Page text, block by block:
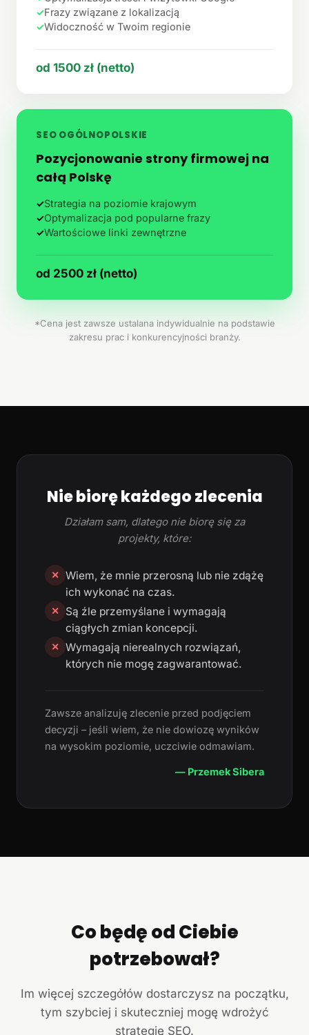
✓Frazy związane z lokalizacją
✓Widoczność w Twoim regionie
od 1500 zł (netto)
SEO OGÓLNOPOLSKIE
Pozycjonowanie strony firmowej na
całą Polskę
✓Strategia na poziomie krajowym
✓Optymalizacja pod popularne frazy
✓Wartościowe linki zewnętrzne
od 2500 zł (netto)
*Cena jest zawsze ustalana indywidualnie na podstawie
zakresu prac i konkurencyjności branży.
Nie biorę każdego zlecenia
Działam sam, dlatego nie biorę się za
projekty, które:
✕ Wiem, że mnie przerosną lub nie zdążę
ich wykonać na czas.
✕
Są źle przemyślane i wymagają
ciągłych zmian koncepcji.
✕ Wymagają nierealnych rozwiązań,
których nie mogę zagwarantować.
Zawsze analizuję zlecenie przed podjęciem
decyzji – jeśli wiem, że nie dowiozę wyników
na wysokim poziomie, uczciwie odmawiam.
— Przemek Sibera
Co będę od Ciebie
potrzebował?
Im więcej szczegółów dostarczysz na początku,
tym szybciej i skuteczniej mogę wdrożyć
strategię SEO.